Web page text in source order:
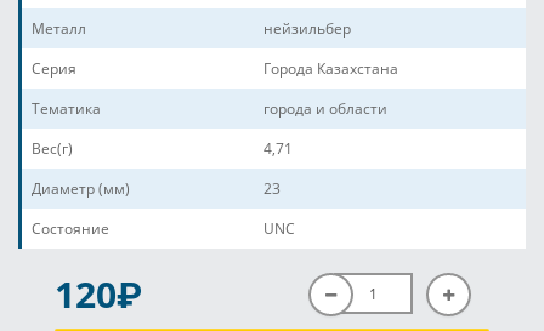
Металл
нейзильбер
Серия
Города Казахстана
Тематика
города и области
Вес(г)
4,71
Диаметр (мм)
23
Состояние
UNC
120P